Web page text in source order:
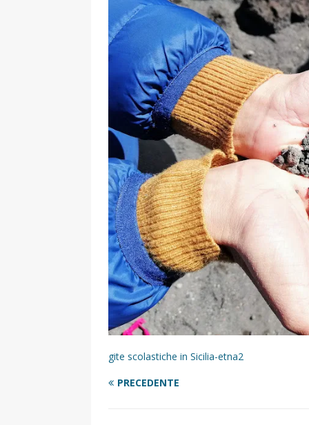
[ 17 Dicembre 2025 ]
UTILI
[ 14 Settembre 2025 ] Rifugi e
PARCHI NATURALI E AREE PICNIC
[ 2 Aprile 2025 ]
Escursioni
VIAGGI IN SICILIA
[ 17 Settembre 2023 ]
DIDATTICHE
[ 19 Gennaio 2023 ]
Visitare
VIAGGI IN SICILIA
[ 20 Marzo 2022 ]
Cosa fare
VIAGGI IN SICILIA
gite scolastiche in Sicilia-etna2
PRECEDENTE